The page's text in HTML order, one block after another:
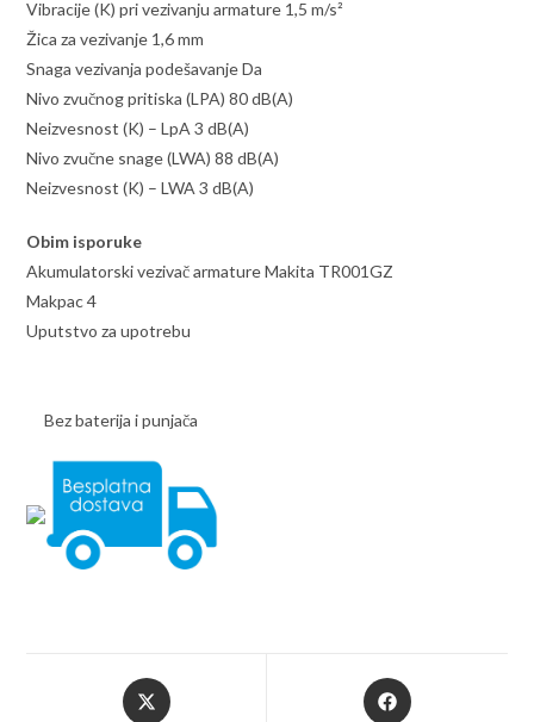
Vibracije (K) pri vezivanju armature 1,5 m/s²
Žica za vezivanje 1,6 mm
Snaga vezivanja podešavanje Da
Nivo zvučnog pritiska (LPA) 80 dB(A)
Neizvesnost (K) – LpA 3 dB(A)
Nivo zvučne snage (LWA) 88 dB(A)
Neizvesnost (K) – LWA 3 dB(A)
Obim isporuke
Akumulatorski vezivač armature Makita TR001GZ
Makpac 4
Uputstvo za upotrebu
Bez baterija i punjača
Opens
in
Opens
in